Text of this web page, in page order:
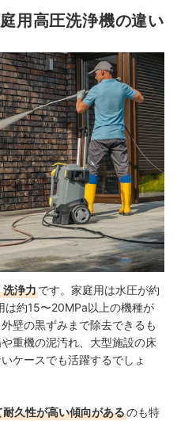
法は？最適なメンテナンス方法は
ンツもチェックしよう！
もチェック！
用高圧洗浄機の違い
洗浄力です。家庭用は水圧が約
は約15〜20MPa以上の機種が
壁の黒ずみまで除去できるも
重機の泥汚れ、大型施設の床
ケースでも活躍するでしょ
久性が高い傾向があるのも特